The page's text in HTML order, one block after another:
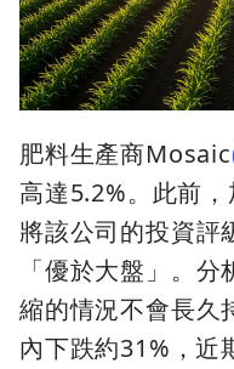
肥料生產商Mosaic
高達5.2%。此前
將該公司的投資評
「優於大盤」。
縮的情況不會長久
內下跌約31%，近